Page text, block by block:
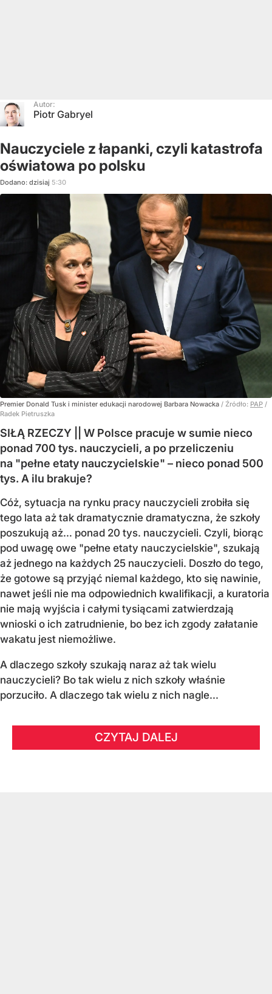
Autor:
Piotr Gabryel
Nauczyciele z łapanki, czyli katastrofa
oświatowa po polsku
Dodano: dzisiaj 5:30
Premier Donald Tusk i minister edukacji narodowej Barbara Nowacka / Źródło: PAP /
Radek Pietruszka
SIŁĄ RZECZY || W Polsce pracuje w sumie nieco
ponad 700 tys. nauczycieli, a po przeliczeniu
na "pełne etaty nauczycielskie" – nieco ponad 500
tys. A ilu brakuje?
Cóż, sytuacja na rynku pracy nauczycieli zrobiła się
tego lata aż tak dramatycznie dramatyczna, że szkoły
poszukują aż… ponad 20 tys. nauczycieli. Czyli, biorąc
pod uwagę owe "pełne etaty nauczycielskie", szukają
aż jednego na każdych 25 nauczycieli. Doszło do tego,
że gotowe są przyjąć niemal każdego, kto się nawinie,
nawet jeśli nie ma odpowiednich kwalifikacji, a kuratoria
nie mają wyjścia i całymi tysiącami zatwierdzają
wnioski o ich zatrudnienie, bo bez ich zgody załatanie
wakatu jest niemożliwe.
A dlaczego szkoły szukają naraz aż tak wielu
nauczycieli? Bo tak wielu z nich szkoły właśnie
porzuciło. A dlaczego tak wielu z nich nagle...
CZYTAJ DALEJ